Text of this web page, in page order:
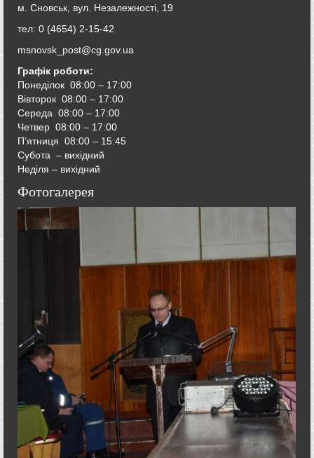
м. Сновськ, вул. Незалежності, 19
тел: 0 (4654) 2-15-42
msnovsk_post@cg.gov.ua
Графік роботи:
Понеділок 08:00 – 17:00
Вівторок 08:00 – 17:00
Середа 08:00 – 17:00
Четвер 08:00 – 17:00
П’ятниця 08:00 – 15:45
Субота – вихідний
Неділя – вихідний
Фотогалерея